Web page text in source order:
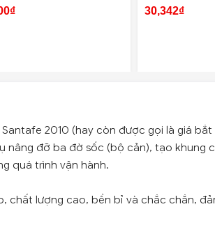
30,342₫
2010 (hay còn được gọi là giá
nâng đỡ ba đờ sốc (bộ cản), tạo khung
quá trình vận hành.
chất lượng cao, bền bỉ và chắc chắn,